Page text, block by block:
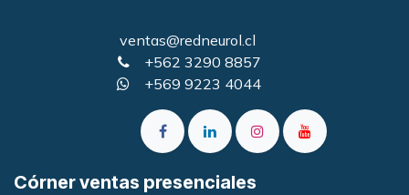
ventas@redneurol.cl
+562 3290 8857
+569 9223 4044
Córner ventas presenciales